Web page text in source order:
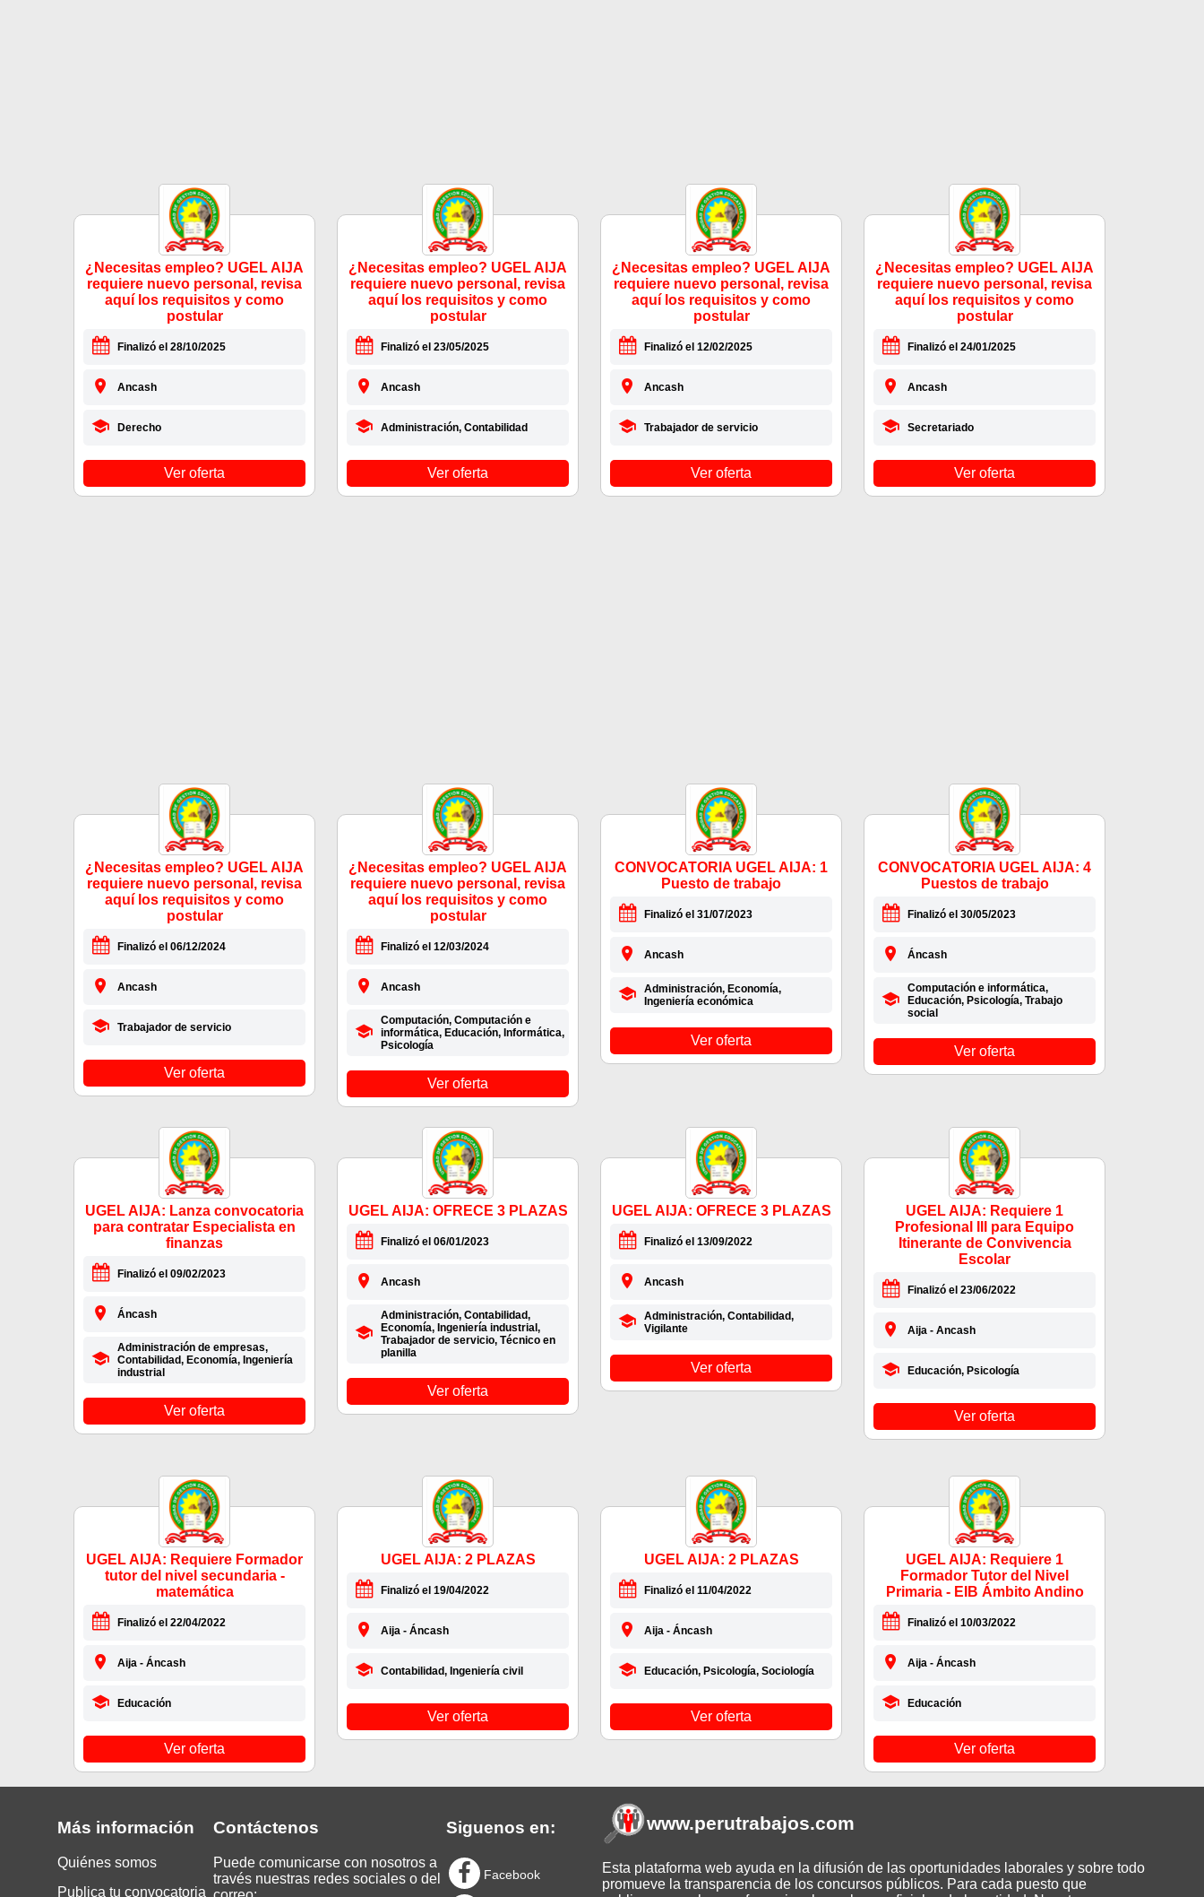
¿Necesitas empleo? UGEL AIJA
requiere nuevo personal, revisa
aquí los requisitos y como
postular
Finalizó el 28/10/2025
Ancash
Derecho
Ver oferta
¿Necesitas empleo? UGEL AIJA
requiere nuevo personal, revisa
aquí los requisitos y como
postular
Finalizó el 23/05/2025
Ancash
Administración, Contabilidad
Ver oferta
¿Necesitas empleo? UGEL AIJA
requiere nuevo personal, revisa
aquí los requisitos y como
postular
Finalizó el 12/02/2025
Ancash
Trabajador de servicio
Ver oferta
¿Necesitas empleo? UGEL AIJA
requiere nuevo personal, revisa
aquí los requisitos y como
postular
Finalizó el 24/01/2025
Ancash
Secretariado
Ver oferta
¿Necesitas empleo? UGEL AIJA
requiere nuevo personal, revisa
aquí los requisitos y como
postular
Finalizó el 06/12/2024
Ancash
Trabajador de servicio
Ver oferta
¿Necesitas empleo? UGEL AIJA
requiere nuevo personal, revisa
aquí los requisitos y como
postular
Finalizó el 12/03/2024
Ancash
Computación, Computación e
informática, Educación, Informática,
Psicología
Ver oferta
CONVOCATORIA UGEL AIJA: 1
Puesto de trabajo
Finalizó el 31/07/2023
Ancash
Administración, Economía,
Ingeniería económica
Ver oferta
CONVOCATORIA UGEL AIJA: 4
Puestos de trabajo
Finalizó el 30/05/2023
Áncash
Computación e informática,
Educación, Psicología, Trabajo
social
Ver oferta
UGEL AIJA: Lanza convocatoria
para contratar Especialista en
finanzas
Finalizó el 09/02/2023
Áncash
Administración de empresas,
Contabilidad, Economía, Ingeniería
industrial
Ver oferta
UGEL AIJA: OFRECE 3 PLAZAS
Finalizó el 06/01/2023
Ancash
Administración, Contabilidad,
Economía, Ingeniería industrial,
Trabajador de servicio, Técnico en
planilla
Ver oferta
UGEL AIJA: OFRECE 3 PLAZAS
Finalizó el 13/09/2022
Ancash
Administración, Contabilidad,
Vigilante
Ver oferta
UGEL AIJA: Requiere 1
Profesional III para Equipo
Itinerante de Convivencia
Escolar
Finalizó el 23/06/2022
Aija - Ancash
Educación, Psicología
Ver oferta
UGEL AIJA: Requiere Formador
tutor del nivel secundaria -
matemática
Finalizó el 22/04/2022
Aija - Áncash
Educación
Ver oferta
UGEL AIJA: 2 PLAZAS
Finalizó el 19/04/2022
Aija - Áncash
Contabilidad, Ingeniería civil
Ver oferta
UGEL AIJA: 2 PLAZAS
Finalizó el 11/04/2022
Aija - Áncash
Educación, Psicología, Sociología
Ver oferta
UGEL AIJA: Requiere 1
Formador Tutor del Nivel
Primaria - EIB Ámbito Andino
Finalizó el 10/03/2022
Aija - Áncash
Educación
Ver oferta
Más información
Quiénes somos
Publica tu convocatoria
Contáctenos
Puede comunicarse con nosotros a
través nuestras redes sociales o del
Siguenos en:
Facebook
www.perutrabajos.com
Esta plataforma web ayuda en la difusión de las oportunidades laborales y sobre todo
promueve la transparencia de los concursos públicos. Para cada puesto que